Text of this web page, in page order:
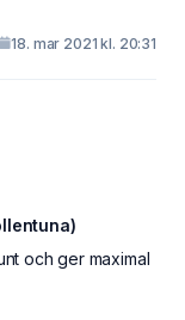
18. mar 2021 kl. 20:31
och ger maximal